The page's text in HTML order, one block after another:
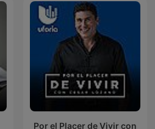
Por el Placer de Vivir con